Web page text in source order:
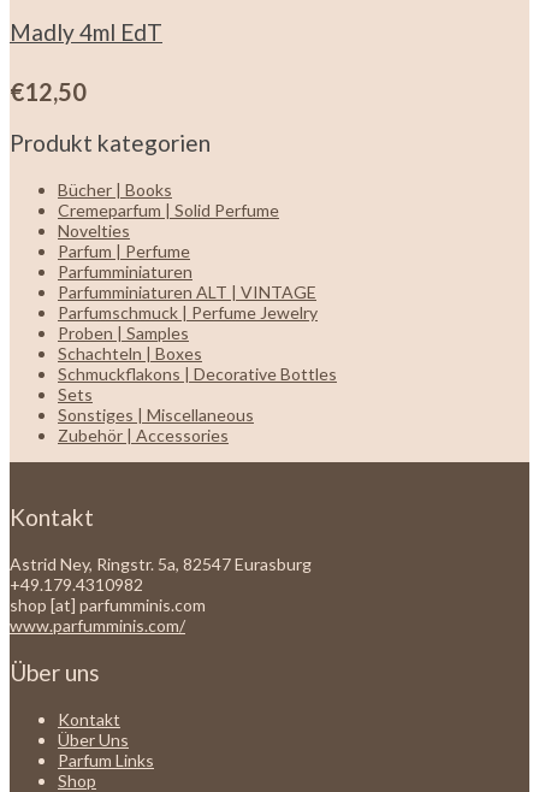
Madly 4ml EdT
€12,50
Produkt kategorien
Bücher | Books
Cremeparfum | Solid Perfume
Novelties
Parfum | Perfume
Parfumminiaturen
Parfumminiaturen ALT | VINTAGE
Parfumschmuck | Perfume Jewelry
Proben | Samples
Schachteln | Boxes
Schmuckflakons | Decorative Bottles
Sets
Sonstiges | Miscellaneous
Zubehör | Accessories
Kontakt
Astrid Ney, Ringstr. 5a, 82547 Eurasburg
+49.179.4310982
shop [at] parfumminis.com
www.parfumminis.com/
Über uns
Kontakt
Über Uns
Parfum Links
Shop